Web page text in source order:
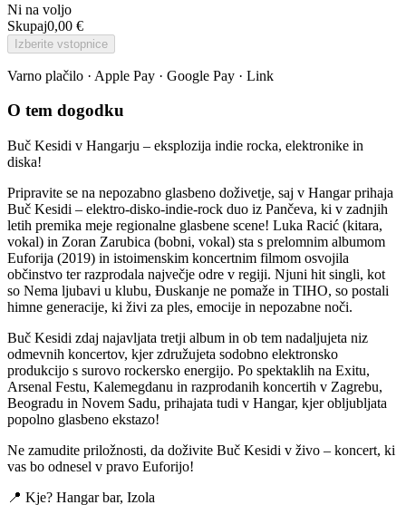
Ni na voljo
Skupaj0,00 €
Izberite vstopnice
Varno plačilo · Apple Pay · Google Pay · Link
O tem dogodku
Buč Kesidi v Hangarju – eksplozija indie rocka, elektronike in
diska!
Pripravite se na nepozabno glasbeno doživetje, saj v Hangar prihaja
Buč Kesidi – elektro-disko-indie-rock duo iz Pančeva, ki v zadnjih
letih premika meje regionalne glasbene scene! Luka Racić (kitara,
vokal) in Zoran Zarubica (bobni, vokal) sta s prelomnim albumom
Euforija (2019) in istoimenskim koncertnim filmom osvojila
občinstvo ter razprodala največje odre v regiji. Njuni hit singli, kot
so Nema ljubavi u klubu, Đuskanje ne pomaže in TIHO, so postali
himne generacije, ki živi za ples, emocije in nepozabne noči.
Buč Kesidi zdaj najavljata tretji album in ob tem nadaljujeta niz
odmevnih koncertov, kjer združujeta sodobno elektronsko
produkcijo s surovo rockersko energijo. Po spektaklih na Exitu,
Arsenal Festu, Kalemegdanu in razprodanih koncertih v Zagrebu,
Beogradu in Novem Sadu, prihajata tudi v Hangar, kjer obljubljata
popolno glasbeno ekstazo!
Ne zamudite priložnosti, da doživite Buč Kesidi v živo – koncert, ki
vas bo odnesel v pravo Euforijo!
📍 Kje? Hangar bar, Izola